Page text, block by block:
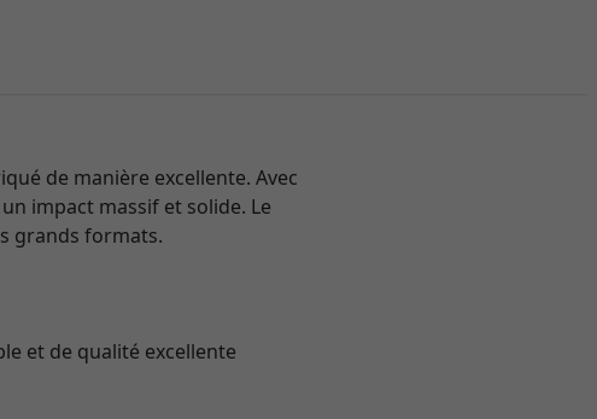
de manière excellente. Avec
impact massif et solide. Le
grands formats.
et de qualité excellente